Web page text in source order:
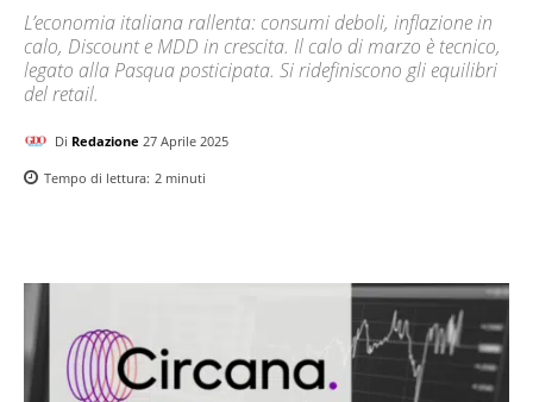
L’economia italiana rallenta: consumi deboli, inflazione in
calo, Discount e MDD in crescita. Il calo di marzo è tecnico,
legato alla Pasqua posticipata. Si ridefiniscono gli equilibri
del retail.
Di Redazione 27 Aprile 2025
Tempo di lettura: 2 minuti